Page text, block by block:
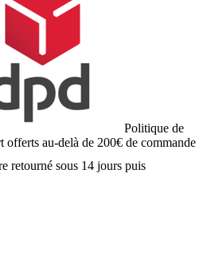
Politique de
offerts au-delà de 200€ de commande
retourné sous 14 jours puis